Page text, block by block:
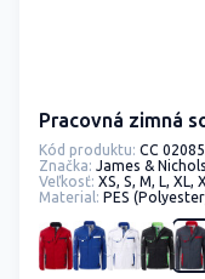
Pracovná zimná
Kód produktu: CC
Značka: James &
Veľkosť: XS, S, M, L, XL,
Material: PES